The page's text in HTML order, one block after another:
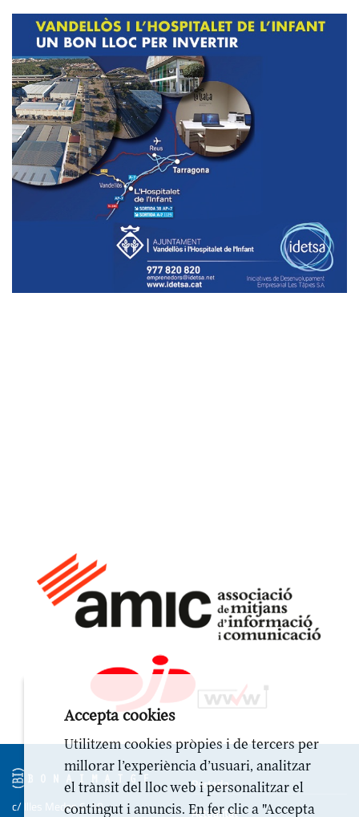
Portada
Actualitat
c/ Illes Medes 6-10
Accepta cookies
Utilitzem cookies pròpies i de tercers per
millorar l’experiència d’usuari, analitzar
el trànsit del lloc web i personalitzar el
contingut i anuncis. En fer clic a "Accepta